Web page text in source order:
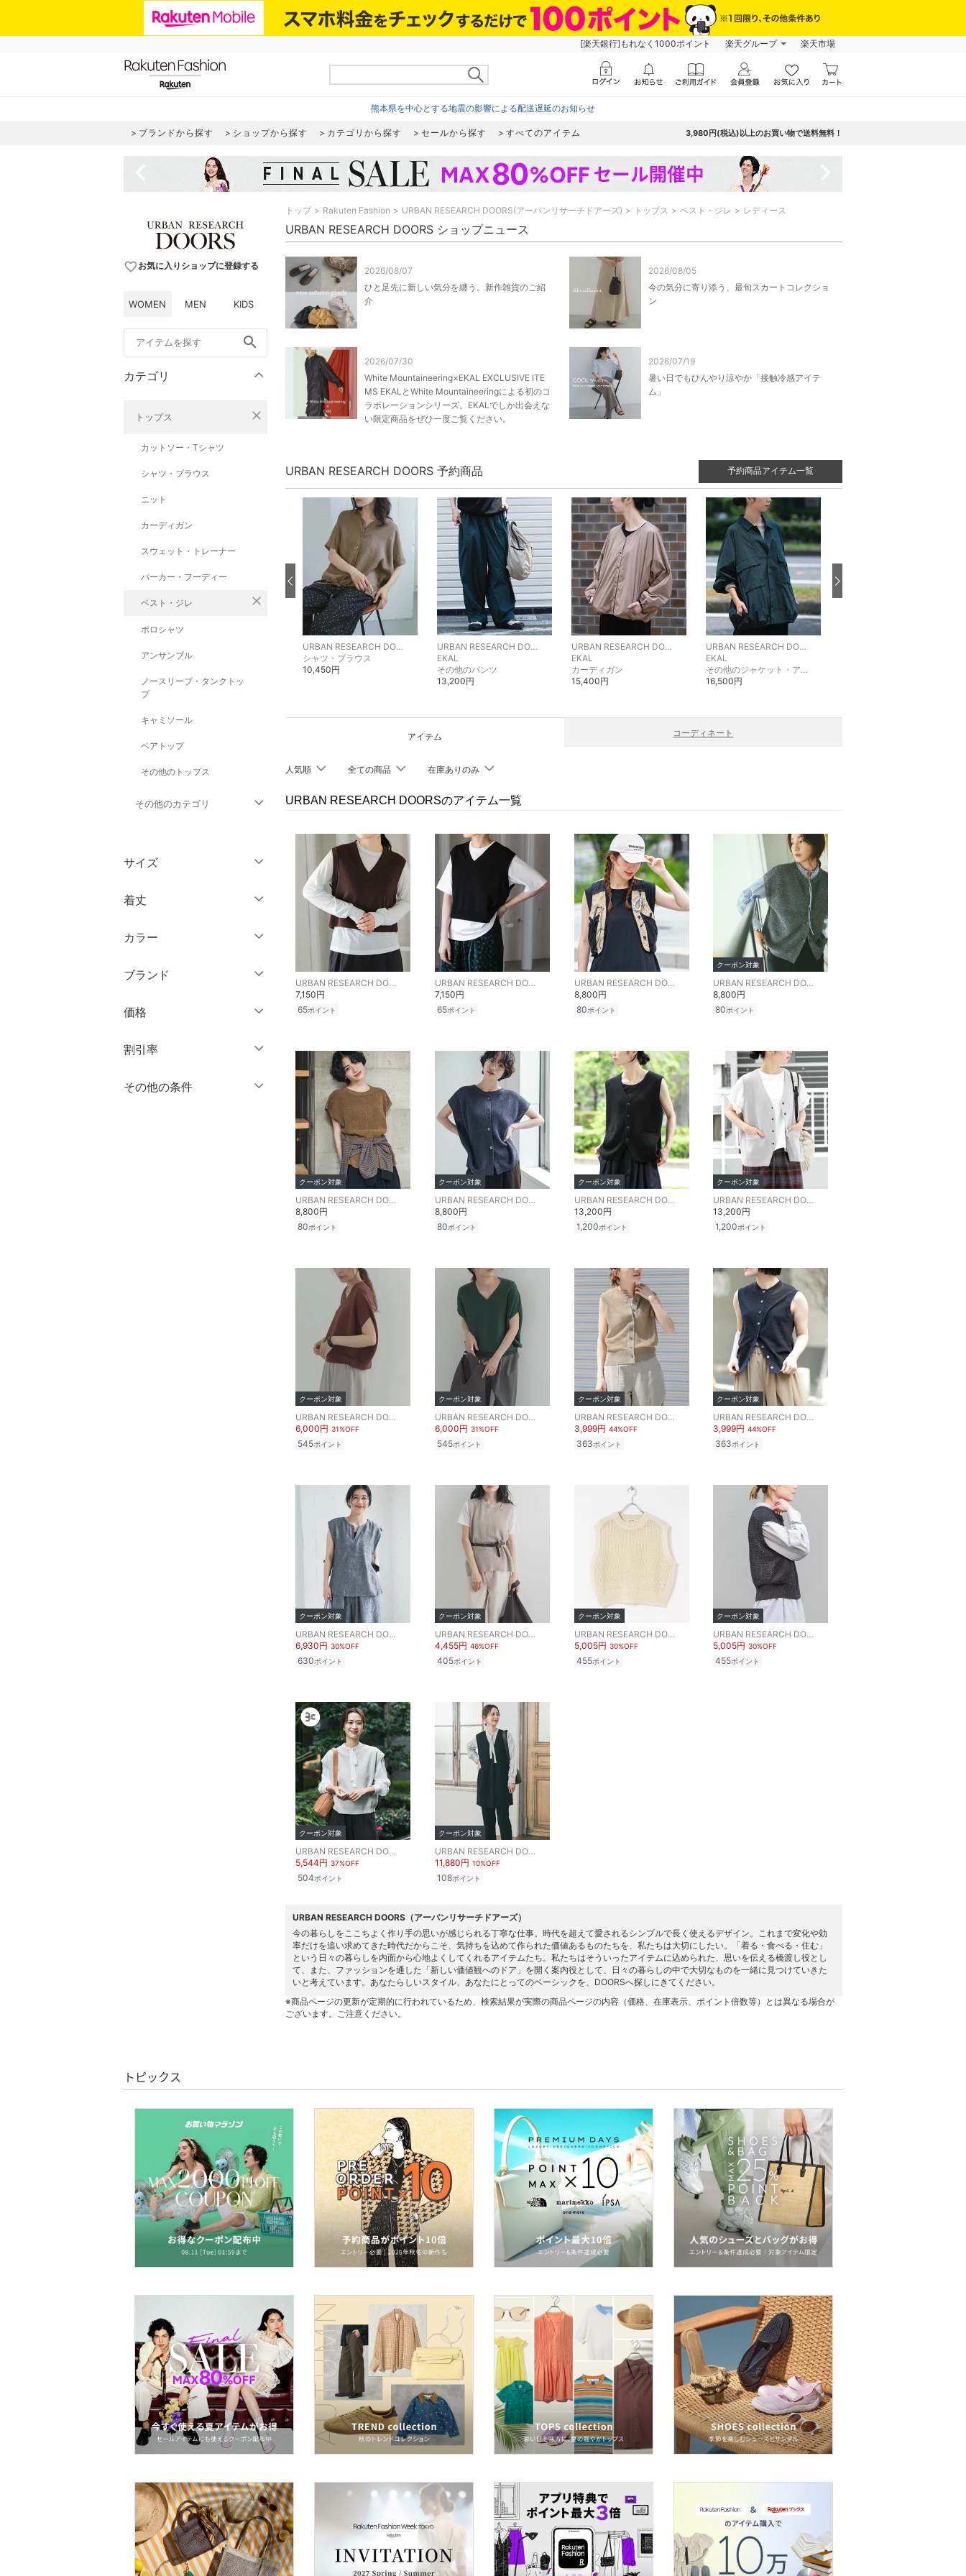
[楽天銀行]もれなく1000ポイント 楽天グループ 楽天市場
熊本県を中心とする地震の影響による配送遅延のお知らせ
ブランドから探す ショップから探す カテゴリから探す セールから探す すべてのアイテム 3,980円(税込)以上のお買い物で送料無料！
favorite_borderお気に入りショップに登録する
WOMEN MEN KIDS
search
カテゴリ
トップス close
カットソー・Tシャツ
シャツ・ブラウス
ニット
カーディガン
スウェット・トレーナー
パーカー・フーディー
ベスト・ジレ close
ポロシャツ
アンサンブル
ノースリーブ・タンクトッ
プ
キャミソール
ベアトップ
その他のトップス
その他のカテゴリ
パンツ
ワンピース・ドレス
スカート
オールインワン・オーバ
バッグ
シューズ・靴
インナー・ルームウェア
サイズ
ウェア（S/M/L）
M
XL
着丈
ショート丈
ミドル丈
カラー
クリア
ブランド
価格
絞り込み
割引率
％OFF～ ％OFF
その他の条件
トップ Rakuten Fashion URBAN RESEARCH DOORS(アーバンリサーチドアーズ) トップス ベスト・ジレ レディース
URBAN RESEARCH DOORS ショップニュース
2026/08/07
ひと足先に新しい気分を纏う。新作雑貨のご紹
介
2026/08/05
今の気分に寄り添う、最旬スカートコレクショ
ン
2026/07/30
White Mountaineering×EKAL EXCLUSIVE ITE
MS EKALとWhite Mountaineeringによる初のコ
ラボレーションシリーズ。EKALでしか出会えな
い限定商品をぜひ一度ご覧ください。
2026/07/19
暑い日でもひんやり涼やか「接触冷感アイテ
ム」
URBAN RESEARCH DOORS 予約商品 予約商品アイテム一覧
ジーンズ・デニムパンツ
URBAN RESEARCH DOORS
シャツ・ブラウス
10,450円
URBAN RESEARCH DOORS
EKAL
その他のパンツ
13,200円
URBAN RESEARCH DOORS
EKAL
カーディガン
15,400円
URBAN RESEARCH DOORS
EKAL
その他のジャケット・アウター
16,500円
アイテム コーディネート
人気順 全ての商品 在庫ありのみ
URBAN RESEARCH DOORSのアイテム一覧
URBAN RESEARCH DOORS
7,150円
65ポイント
URBAN RESEARCH DOORS
7,150円
65ポイント
URBAN RESEARCH DOORS
8,800円
80ポイント
クーポン対象
URBAN RESEARCH DOORS
8,800円
80ポイント
クーポン対象
URBAN RESEARCH DOORS
8,800円
80ポイント
クーポン対象
URBAN RESEARCH DOORS
8,800円
80ポイント
クーポン対象
URBAN RESEARCH DOORS
13,200円
1,200ポイント
クーポン対象
URBAN RESEARCH DOORS
13,200円
1,200ポイント
クーポン対象
URBAN RESEARCH DOORS
6,000円 31%OFF
545ポイント
クーポン対象
URBAN RESEARCH DOORS
6,000円 31%OFF
545ポイント
クーポン対象
URBAN RESEARCH DOORS
3,999円 44%OFF
363ポイント
クーポン対象
URBAN RESEARCH DOORS
3,999円 44%OFF
363ポイント
クーポン対象
URBAN RESEARCH DOORS
6,930円 30%OFF
630ポイント
クーポン対象
URBAN RESEARCH DOORS
4,455円 46%OFF
405ポイント
クーポン対象
URBAN RESEARCH DOORS
5,005円 30%OFF
455ポイント
クーポン対象
URBAN RESEARCH DOORS
5,005円 30%OFF
455ポイント
クーポン対象
URBAN RESEARCH DOORS
5,544円 37%OFF
504ポイント
クーポン対象
URBAN RESEARCH DOORS
11,880円 10%OFF
108ポイント
URBAN RESEARCH DOORS（アーバンリサーチドアーズ）
今の暮らしをここちよく作り手の思いが感じられる丁寧な仕事。時代を超えて愛されるシンプルで長く使えるデザイン。これまで変化や効
率だけを追い求めてきた時代だからこそ、気持ちを込めて作られた価値あるものたちを、私たちは大切にしたい。「着る・食べる・住む」
という日々の暮らしを内面から心地よくしてくれるアイテムたち。私たちはそういったアイテムに込められた、思いを伝える橋渡し役とし
て、また、ファッションを通した「新しい価値観へのドア」を開く案内役として、日々の暮らしの中で大切なものを一緒に見つけていきた
いと考えています。あなたらしいスタイル、あなたにとってのベーシックを、DOORSへ探しにきてください。
※商品ページの更新が定期的に行われているため、検索結果が実際の商品ページの内容（価格、在庫表示、ポイント倍数等）とは異なる場合が
ございます。ご注意ください。
トピックス